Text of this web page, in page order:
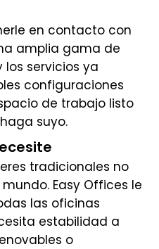
en contacto con
amplia gama de
los servicios ya
configuraciones
de trabajo listo
suyo.
tradicionales no
Easy Offices le
las oficinas
estabilidad a
o